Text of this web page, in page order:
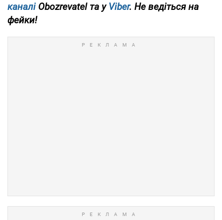
каналіObozrevatel та уViber. Не ведіться на
фейки!